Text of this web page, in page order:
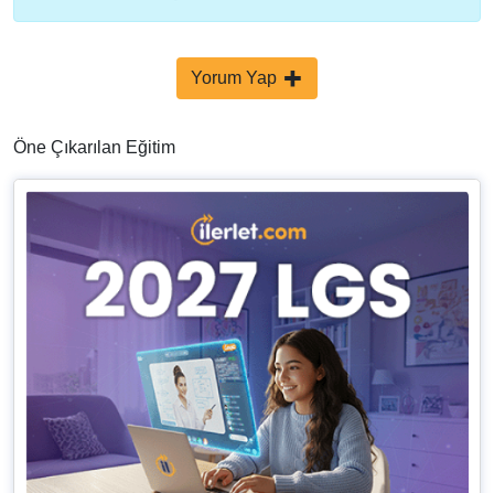
Yorum Yap
Öne Çıkarılan Eğitim